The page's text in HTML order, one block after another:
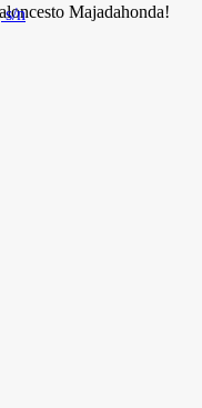
Majadahonda!
s/n